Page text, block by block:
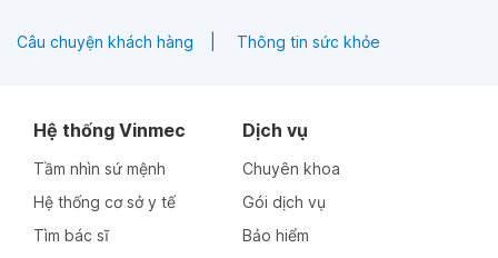
Câu chuyện khách hàng Thông tin sức khỏe
Hệ thống Vinmec
Tầm nhìn sứ mệnh
Hệ thống cơ sở y tế
Tìm bác sĩ
Dịch vụ
Chuyên khoa
Gói dịch vụ
Bảo hiểm